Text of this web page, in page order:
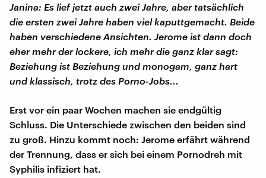
Janina: Es lief jetzt auch zwei Jahre, aber tatsächlich
die ersten zwei Jahre haben viel kaputtgemacht. Beide
haben verschiedene Ansichten. Jerome ist dann doch
eher mehr der lockere, ich mehr die ganz klar sagt:
Beziehung ist Beziehung und monogam, ganz hart
und klassisch, trotz des Porno-Jobs...
Erst vor ein paar Wochen machen sie endgültig
Schluss. Die Unterschiede zwischen den beiden sind
zu groß. Hinzu kommt noch: Jerome erfährt während
der Trennung, dass er sich bei einem Pornodreh mit
Syphilis infiziert hat.